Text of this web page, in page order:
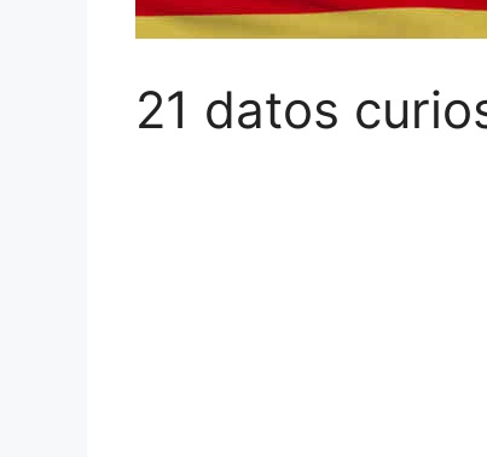
21 datos